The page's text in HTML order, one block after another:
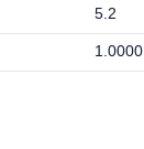
5.2
1.0000